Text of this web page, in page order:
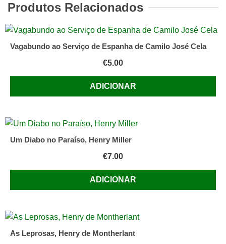
SIBA
Produtos Relacionados
Vagabundo ao Serviço de Espanha de Camilo José Cela
€5.00
ADICIONAR
Um Diabo no Paraíso, Henry Miller
€7.00
ADICIONAR
As Leprosas, Henry de Montherlant